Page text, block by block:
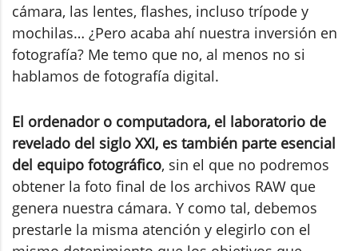
cámara, las lentes, flashes, incluso trípode y
mochilas… ¿Pero acaba ahí nuestra inversión en
fotografía? Me temo que no, al menos no si
hablamos de fotografía digital.
El ordenador o computadora, el laboratorio de
revelado del siglo XXI, es también parte esencial
del equipo fotográfico, sin el que no podremos
obtener la foto final de los archivos RAW que
genera nuestra cámara. Y como tal, debemos
prestarle la misma atención y elegirlo con el